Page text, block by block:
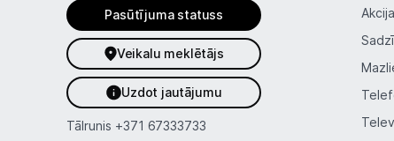
Pasūtījuma statuss
Veikalu meklētājs
Uzdot jautājumu
Tālrunis +371 67333733